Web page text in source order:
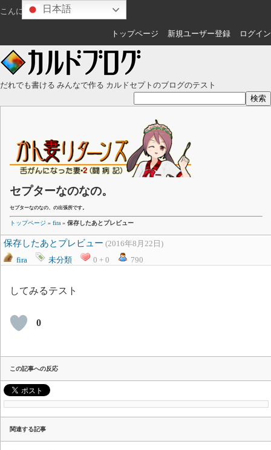
こんにちは ゲスト さん
トップページ 新規ユーザー登録 ログイン
だれでも書ける みんなで作る カルドセプトのブログのテスト
セプターなのなの。
セプターなのなの、の出張所です。
トップページ » fira » 保存したあとプレビュー
保存したあとプレビュー (2016年8月22日)
fira
未分類 0 + 0 790
してみるテスト
0
この記事への反応
関連する記事
日本語